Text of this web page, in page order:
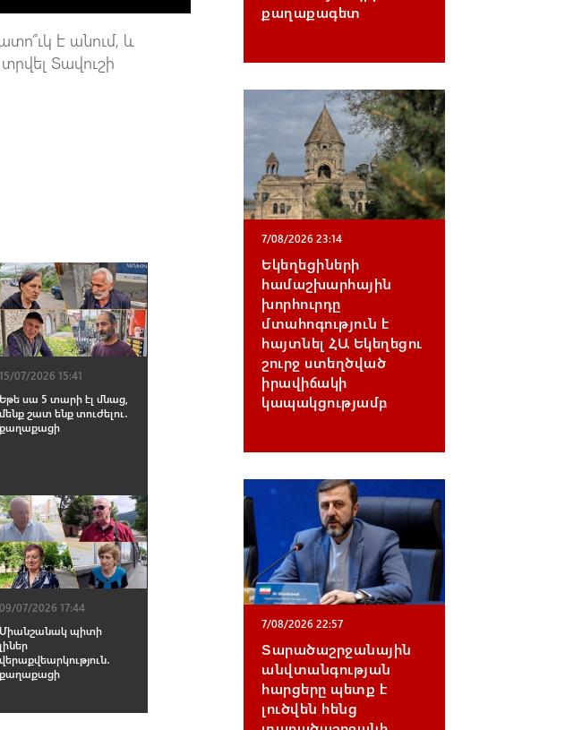
է անում, և
Տավուշի
15/07/2026 15:41
Եթե սա 5 տարի էլ մնաց,
մենք շատ ենք տուժելու․
քաղաքացի
09/07/2026 17:44
Միանշանակ պիտի
լիներ
վերաքվեարկություն․
քաղաքացի
քաղաքագետ
7/08/2026 23:14
Եկեղեցիների
համաշխարհային
խորհուրդը
մտահոգություն է
հայտնել ՀԱ Եկեղեցու
շուրջ ստեղծված
իրավիճակի
կապակցությամբ
7/08/2026 22:57
Տարածաշրջանային
անվտանգության
հարցերը պետք է
լուծվեն հենց